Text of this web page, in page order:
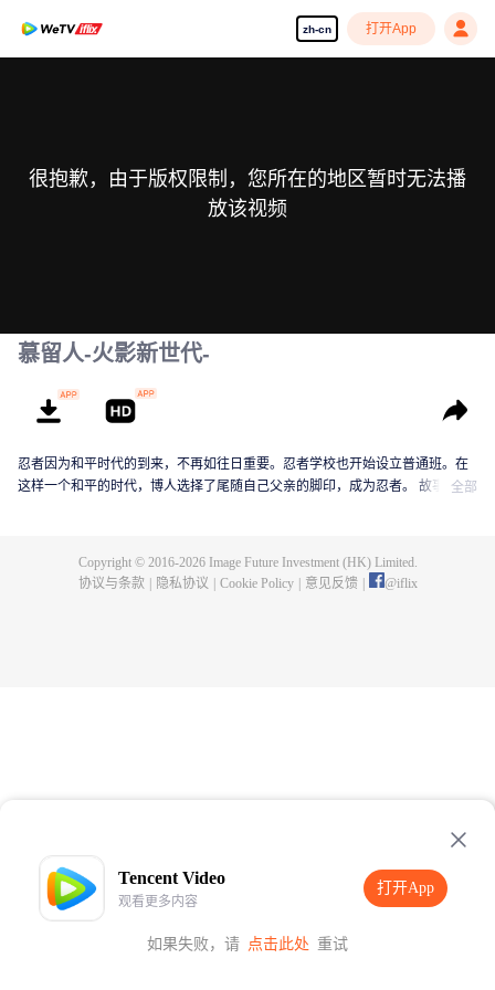
zh-cn 打开App
Tencent Video
观看更多内容
打开App
如果失败，请 点击此处 重试
打开App
很抱歉，由于版权限制，您所在的地区暂时无法播
放该视频
慕留人-火影新世代-
忍者因为和平时代的到来，不再如往日重要。忍者学校也开始设立普通班。在
这样一个和平的时代，博人选择了尾随自己父亲的脚印，成为忍者。 故事以这
全部
Copyright © 2016-2026Image Future Investment (HK) Limited.
协议与条款
隐私协议 Cookie Policy 意见反馈 @iflix